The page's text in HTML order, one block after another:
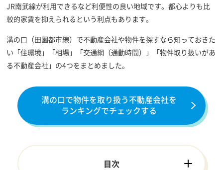
JR南武線が利用できるなど利便性の良い地域です。都心よりも比
較的家賃を抑えられるという利点もあります。
溝の口（田園都市線）で不動産会社や物件を探すなら知っておきた
い「住環境」「相場」「交通網（通勤時間）」「物件取り扱いがあ
る不動産会社」の4つをまとめました。
溝の口で物件を取り扱う不動産会社を
ランキングでチェックする
目次